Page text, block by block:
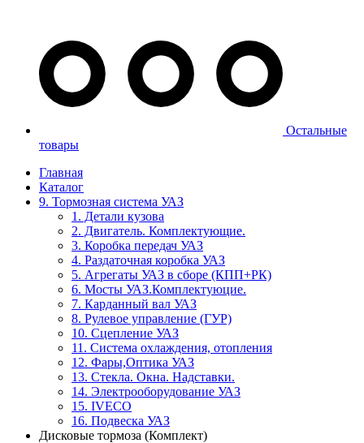
Остальные
товары
Главная
Каталог
9. Тормозная система УАЗ
1. Детали кузова
2. Двигатель. Комплектующие.
3. Коробка передач УАЗ
4. Раздаточная коробка УАЗ
5. Агрегаты УАЗ в сборе (КПП+РК)
6. Мосты УАЗ.Комплектуюцие.
7. Карданный вал УАЗ
8. Рулевое управление (ГУР)
10. Сцепление УАЗ
11. Система охлаждения, отопления
12. Фары,Оптика УАЗ
13. Стекла. Окна. Надставки.
14. Электрооборудование УАЗ
15. IVECO
16. Подвеска УАЗ
Дисковые тормоза (Комплект)